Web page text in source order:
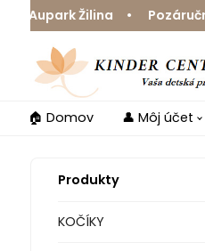
Žilina •
🏠 Domov 👤 Môj účet
Produkty
KOČÍKY